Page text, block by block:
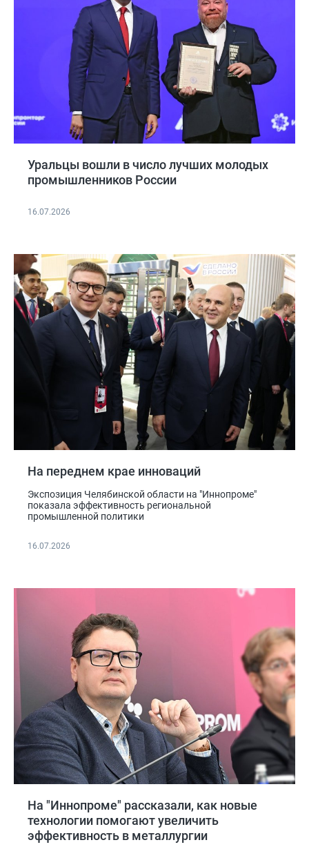
Уральцы вошли в число лучших молодых
промышленников России
16.07.2026
На переднем крае инноваций
Экспозиция Челябинской области на "Иннопроме"
показала эффективность региональной
промышленной политики
16.07.2026
На "Иннопроме" рассказали, как новые
технологии помогают увеличить
эффективность в металлургии